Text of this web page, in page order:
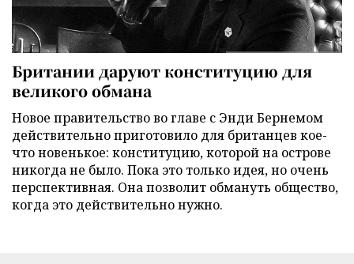
Британии даруют конституцию для
великого обмана
Новое правительство во главе с Энди Бернемом
действительно приготовило для британцев кое-
что новенькое: конституцию, которой на острове
никогда не было. Пока это только идея, но очень
перспективная. Она позволит обмануть общество,
когда это действительно нужно.